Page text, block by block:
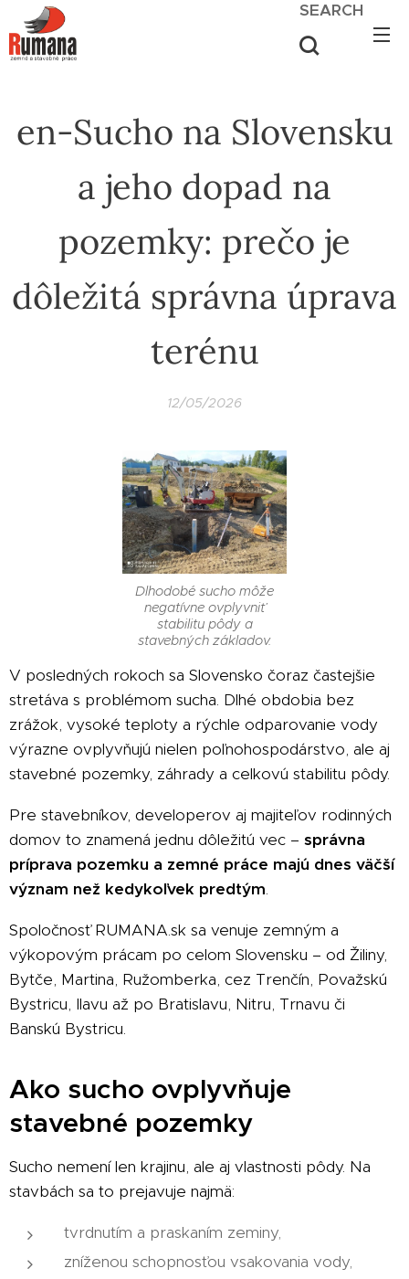
SEARCH
en-Sucho na Slovensku
a jeho dopad na
pozemky: prečo je
dôležitá správna úprava
terénu
12/05/2026
Dlhodobé sucho môže
negatívne ovplyvniť
stabilitu pôdy a
stavebných základov.
V posledných rokoch sa Slovensko čoraz častejšie
stretáva s problémom sucha. Dlhé obdobia bez
zrážok, vysoké teploty a rýchle odparovanie vody
výrazne ovplyvňujú nielen poľnohospodárstvo, ale aj
stavebné pozemky, záhrady a celkovú stabilitu pôdy.
Pre stavebníkov, developerov aj majiteľov rodinných
domov to znamená jednu dôležitú vec – správna
príprava pozemku a zemné práce majú dnes väčší
význam než kedykoľvek predtým.
Spoločnosť RUMANA.sk sa venuje zemným a
výkopovým prácam po celom Slovensku – od Žiliny,
Bytče, Martina, Ružomberka, cez Trenčín, Považskú
Bystricu, Ilavu až po Bratislavu, Nitru, Trnavu či
Banskú Bystricu.
Ako sucho ovplyvňuje
stavebné pozemky
Sucho nemení len krajinu, ale aj vlastnosti pôdy. Na
stavbách sa to prejavuje najmä:
tvrdnutím a praskaním zeminy,
zníženou schopnosťou vsakovania vody,